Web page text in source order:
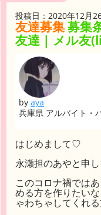
投稿日：2020年12月
友達募集募集
友達 | メル友
by aya
兵庫県 アルバイト・
はじめまして♡
永瀬担のあやと申し
このコロナ禍では
める方を作りたい
ゃわちゃしてくれ